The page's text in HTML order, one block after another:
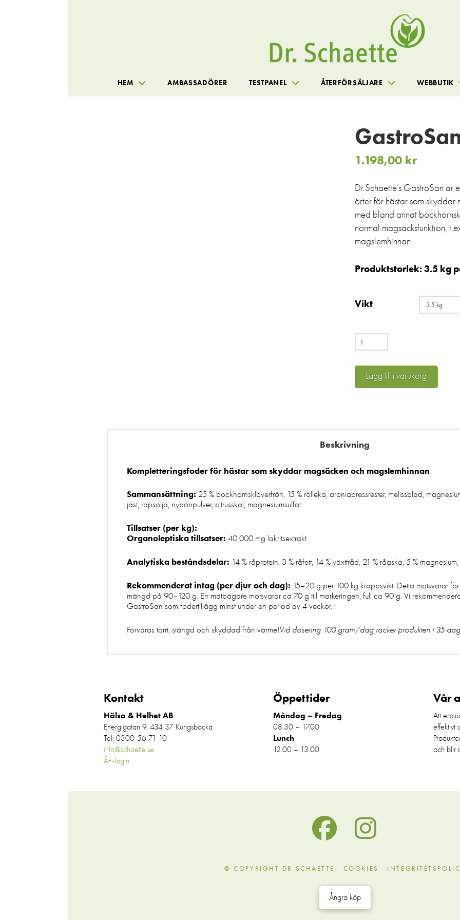
HEM AMBASSADÖRER TESTPANEL ÅTERFÖRSÄLJARE WEBBUTIK
1.198,00 kr
Dr.Schaette’s GastroSan är
örter för hästar som skyddar
med bland annat
normal magsäcksfunktion,
magslemhinnan.
Produktstorlek: 3.5 kg
Vikt
GastroSan
Lägg till i varukorg
Beskrivning
Kompletteringsfoder för hästar som skyddar magsäcken och magslemhinnan
Sammansättning: 25 % bockhornsklöverfrön, 15 % rölleka, aroniapressrester, melissblad,
jäst, rapsolja, nyponpulver, citrusskal, magnesiumsulfat
Tillsatser (per kg):
Organoleptiska tillsatser: 40 000 mg lakritsextrakt
Analytiska beståndsdelar: 14 % råprotein, 3 % råfett, 14 % växttråd, 21 % råaska, 5 %
Rekommenderat intag (per djur och dag): 15–20 g per 100 kg kroppsvikt. Detta motsvarar
mängd på 90–120 g. En mätbägare motsvarar ca 70 g till markeringen; full ca 90 g. Vi
GastroSan som fodertillägg minst under en period av 4 veckor.
Förvaras torrt, stängd och skyddad från värme!Vid dosering 100 gram/dag räcker produkten i 35
Kontakt
Hälsa & Helhet AB
Energigatan 9, 434 37 Kungsbacka
Tel: 0300-56 71 10
info@schaette.se
ÅF-login
Öppettider
Måndag – Fredag
08.30 – 17.00
Lunch
12.00 – 13.00
Vår
Att
effektivt
och blir
© COPYRIGHT DR SCHAETTE COOKIES
Ångra köp